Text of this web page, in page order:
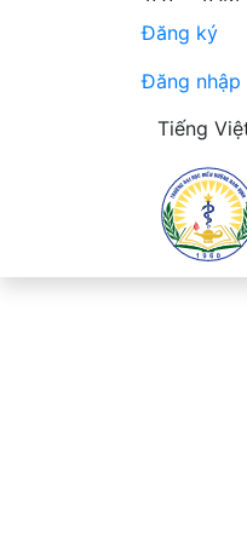
Đăng ký
Đăng nhập
Thay đổi
Tiếng